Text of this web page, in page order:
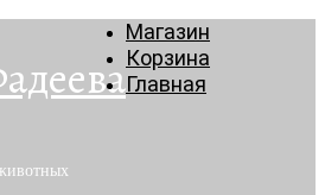
Магазин
Корзина
Главная